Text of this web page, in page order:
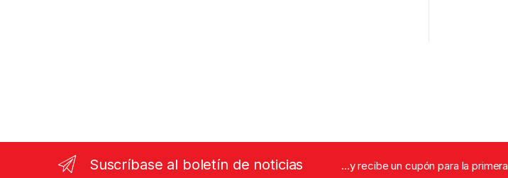
Suscríbase al boletín de noticias
...y recibe un cupón para la primera